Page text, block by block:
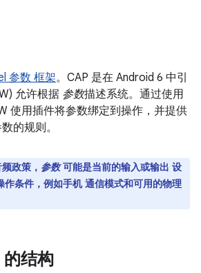
参数 框架。CAP 是在 Android 6 中引
允许根据 参数描述系统。通过使用
使用插件将参数绑定到操作，并提供
的规则。
政策， 参数可能是当前的输入或输出 设
条件，例如手机 通信模式和可用的物理
的结构